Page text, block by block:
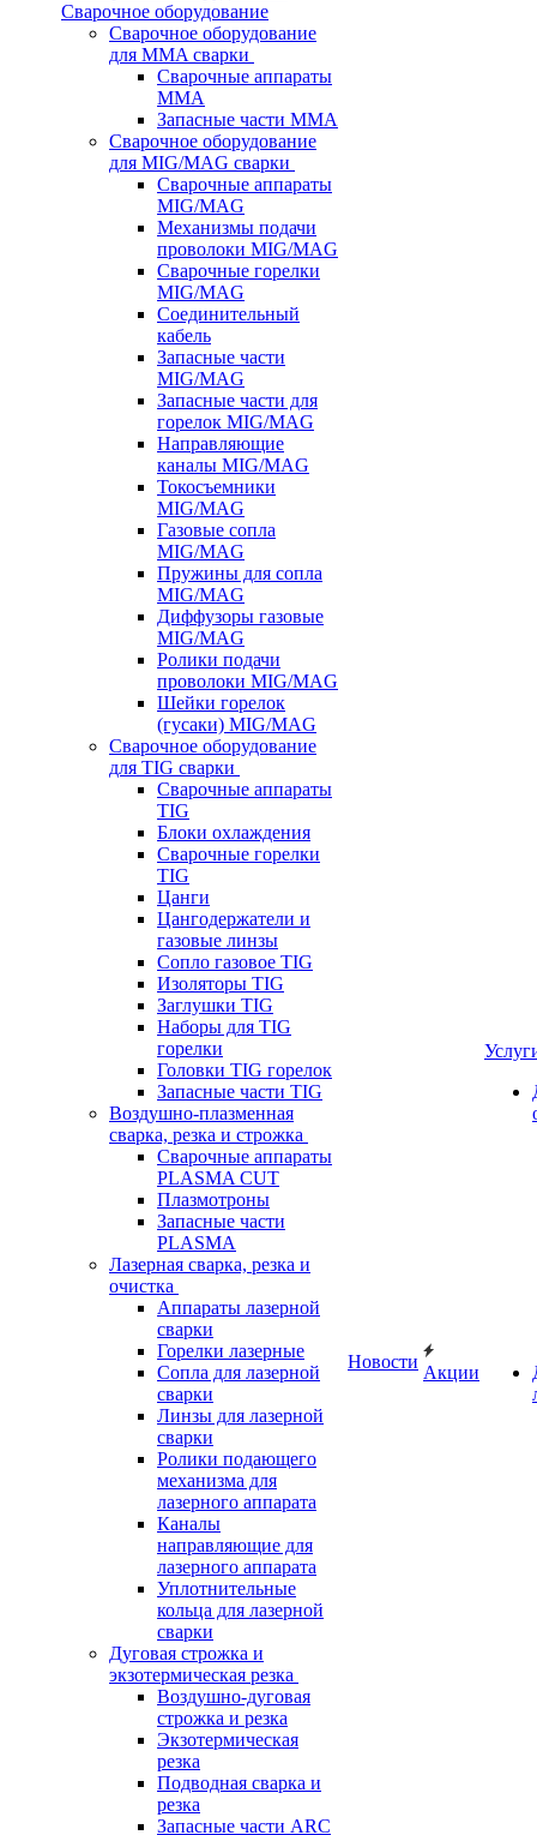
Сварочное оборудование
Сварочное оборудование
для MMA сварки
Сварочные аппараты
MMA
Запасные части MMA
Сварочное оборудование
для MIG/MAG сварки
Сварочные аппараты
MIG/MAG
Механизмы подачи
проволоки MIG/MAG
Сварочные горелки
MIG/MAG
Соединительный
кабель
Запасные части
MIG/MAG
Запасные части для
горелок MIG/MAG
Направляющие
каналы MIG/MAG
Токосъемники
MIG/MAG
Газовые сопла
MIG/MAG
Пружины для сопла
MIG/MAG
Диффузоры газовые
MIG/MAG
Ролики подачи
проволоки MIG/MAG
Шейки горелок
(гусаки) MIG/MAG
Сварочное оборудование
для TIG сварки
Сварочные аппараты
TIG
Блоки охлаждения
Сварочные горелки
TIG
Цанги
Цангодержатели и
газовые линзы
Сопло газовое TIG
Изоляторы TIG
Заглушки TIG
Наборы для TIG
горелки
Головки TIG горелок
Запасные части TIG
Воздушно-плазменная
сварка, резка и строжка
Сварочные аппараты
PLASMA CUT
Плазмотроны
Запасные части
PLASMA
Лазерная сварка, резка и
очистка
Аппараты лазерной
сварки
Горелки лазерные
Сопла для лазерной
сварки
Линзы для лазерной
сварки
Ролики подающего
механизма для
лазерного аппарата
Каналы
направляющие для
лазерного аппарата
Уплотнительные
кольца для лазерной
сварки
Дуговая строжка и
экзотермическая резка
Воздушно-дуговая
строжка и резка
Экзотермическая
резка
Подводная сварка и
резка
Запасные части ARC
Новости
Акции